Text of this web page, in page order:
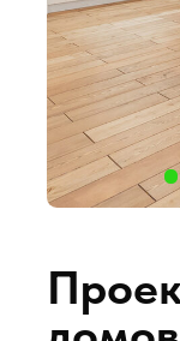
Стильный дом с
продуманными